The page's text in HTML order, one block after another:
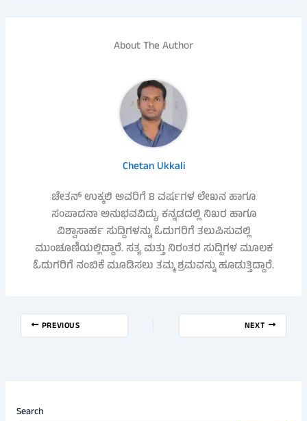
About The Author
Chetan Ukkali
ಚೇತನ್ ಉಕ್ಕಲಿ ಅವರಿಗೆ 8 ವರ್ಷಗಳ ಲೇಖನ ಹಾಗೂ
ಸಂಪಾದನಾ ಅನುಭವವಿದ್ದು, ಕನ್ನಡದಲ್ಲಿ ನಿಖರ ಹಾಗೂ
ವಿಶ್ವಾಸಾರ್ಹ ಸುದ್ದಿಗಳನ್ನು ಓದುಗರಿಗೆ ತಲುಪಿಸುವಲ್ಲಿ
ಮುಂಚೂಣಿಯಲ್ಲಿದ್ದಾರೆ. ಸತ್ಯ ಮತ್ತು ನಿರಂತರ ಸುದ್ದಿಗಳ ಮೂಲಕ
ಓದುಗರಿಗೆ ನಂಬಿಕೆ ಮೂಡಿಸಲು ತಮ್ಮ ಶ್ರಮವನ್ನು ಹೂಡುತ್ತಿದ್ದಾರೆ.
PREVIOUS NEXT
Search